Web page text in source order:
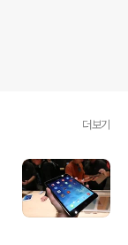
더보기